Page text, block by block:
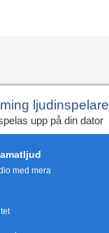
ljudinspelare
upp på din dator
med mera